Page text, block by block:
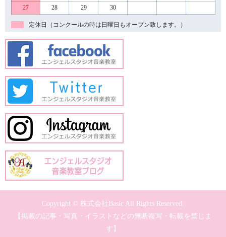
27
28 29 30
定休日（コンクールの時は日曜日もオープン致します。）
Copyright © 株式会社Basic All Rights Reserved.
【掲載の記事・写真・イラストなどの無断複写・転載を禁じま
す】